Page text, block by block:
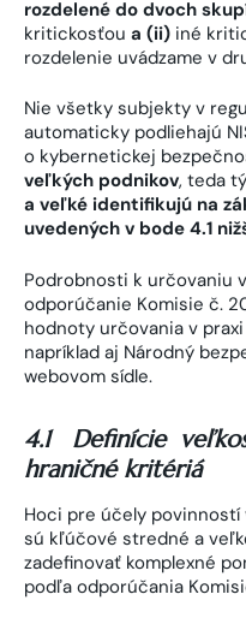
rozdelené do dvoch
kritickosťou a (ii) iné
rozdelenie uvádzame v
Nie všetky subjekty v
automaticky podliehajú
o kybernetickej
veľkých podnikov, teda
a veľké identifikujú na
uvedených v bode 4.1
Podrobnosti k určovaniu
odporúčanie Komisie č.
hodnoty určovania v
napríklad aj Národný
webovom sídle.
4.1 Definície
hraničné kritériá
Hoci pre účely
sú kľúčové stredné a
zadefinovať komplexné
podľa odporúčania